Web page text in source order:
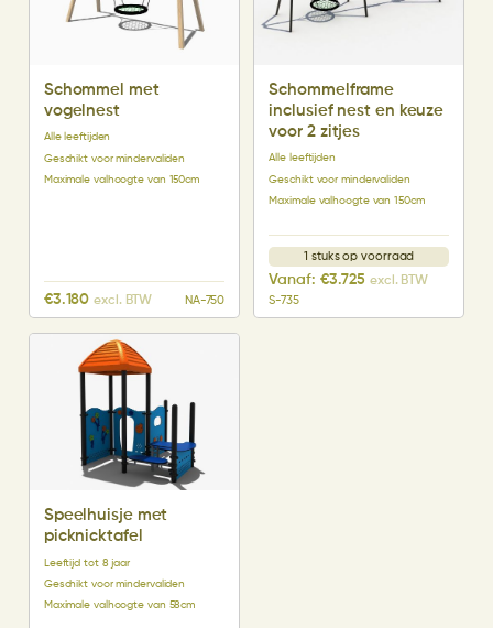
Schommel met
vogelnest
Alle leeftijden
Geschikt voor mindervaliden
Maximale valhoogte van 150cm
€3.180 excl. BTW NA-750
Schommelframe
inclusief nest en keuze
voor 2 zitjes
Alle leeftijden
Geschikt voor mindervaliden
Maximale valhoogte van 150cm
1 stuks op voorraad
Vanaf: €3.725 excl. BTW
S-735
Speelhuisje met
picknicktafel
Leeftijd tot 8 jaar
Geschikt voor mindervaliden
Maximale valhoogte van 58cm